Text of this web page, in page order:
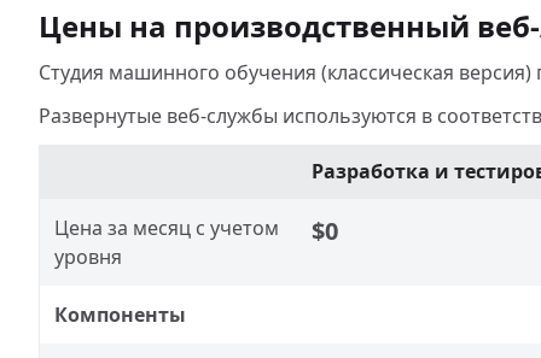
Цены на производственный
Студия машинного обучения (классическая
Развернутые веб-службы используются в
Разработка и
Цена за месяц с учетом
уровня
$0
Компоненты